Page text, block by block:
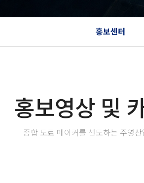
홍보센터
홍보영상 및
종합 도료 메이커를 선도하는 주영